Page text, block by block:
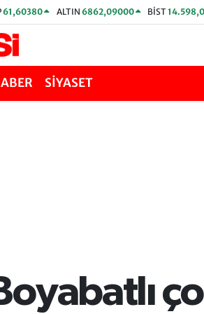
61,60380 ALTIN 6862,09000 BİST
SİYASET